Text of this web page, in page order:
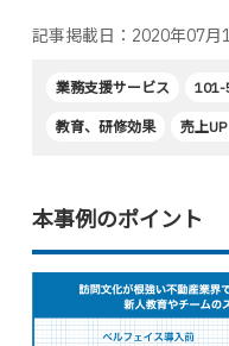
記事掲載日：2020年07月
業務支援サービス 101-
教育、研修効果 売上
本事例のポイント